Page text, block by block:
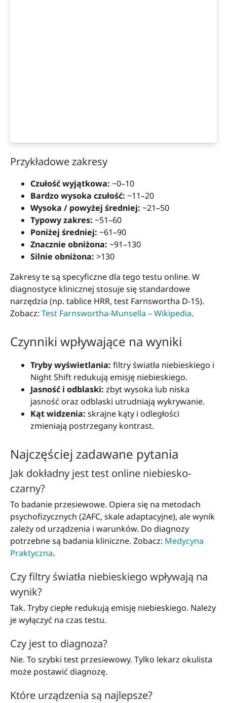
Przykładowe zakresy
Czułość wyjątkowa: ~0–10
Bardzo wysoka czułość: ~11–20
Wysoka / powyżej średniej: ~21–50
Typowy zakres: ~51–60
Poniżej średniej: ~61–90
Znacznie obniżona: ~91–130
Silnie obniżona: >130
Zakresy te są specyficzne dla tego testu online. W
diagnostyce klinicznej stosuje się standardowe
narzędzia (np. tablice HRR, test Farnswortha D-15).
Zobacz: Test Farnswortha-Munsella – Wikipedia.
Czynniki wpływające na wyniki
Tryby wyświetlania: filtry światła niebieskiego i
Night Shift redukują emisję niebieskiego.
Jasność i odblaski: zbyt wysoka lub niska
jasność oraz odblaski utrudniają wykrywanie.
Kąt widzenia: skrajne kąty i odległości
zmieniają postrzegany kontrast.
Najczęściej zadawane pytania
Jak dokładny jest test online niebiesko-
czarny?
To badanie przesiewowe. Opiera się na metodach
psychofizycznych (2AFC, skale adaptacyjne), ale wynik
zależy od urządzenia i warunków. Do diagnozy
potrzebne są badania kliniczne. Zobacz: Medycyna
Praktyczna.
Czy filtry światła niebieskiego wpływają na
wynik?
Tak. Tryby ciepłe redukują emisję niebieskiego. Należy
je wyłączyć na czas testu.
Czy jest to diagnoza?
Nie. To szybki test przesiewowy. Tylko lekarz okulista
może postawić diagnozę.
Które urządzenia są najlepsze?